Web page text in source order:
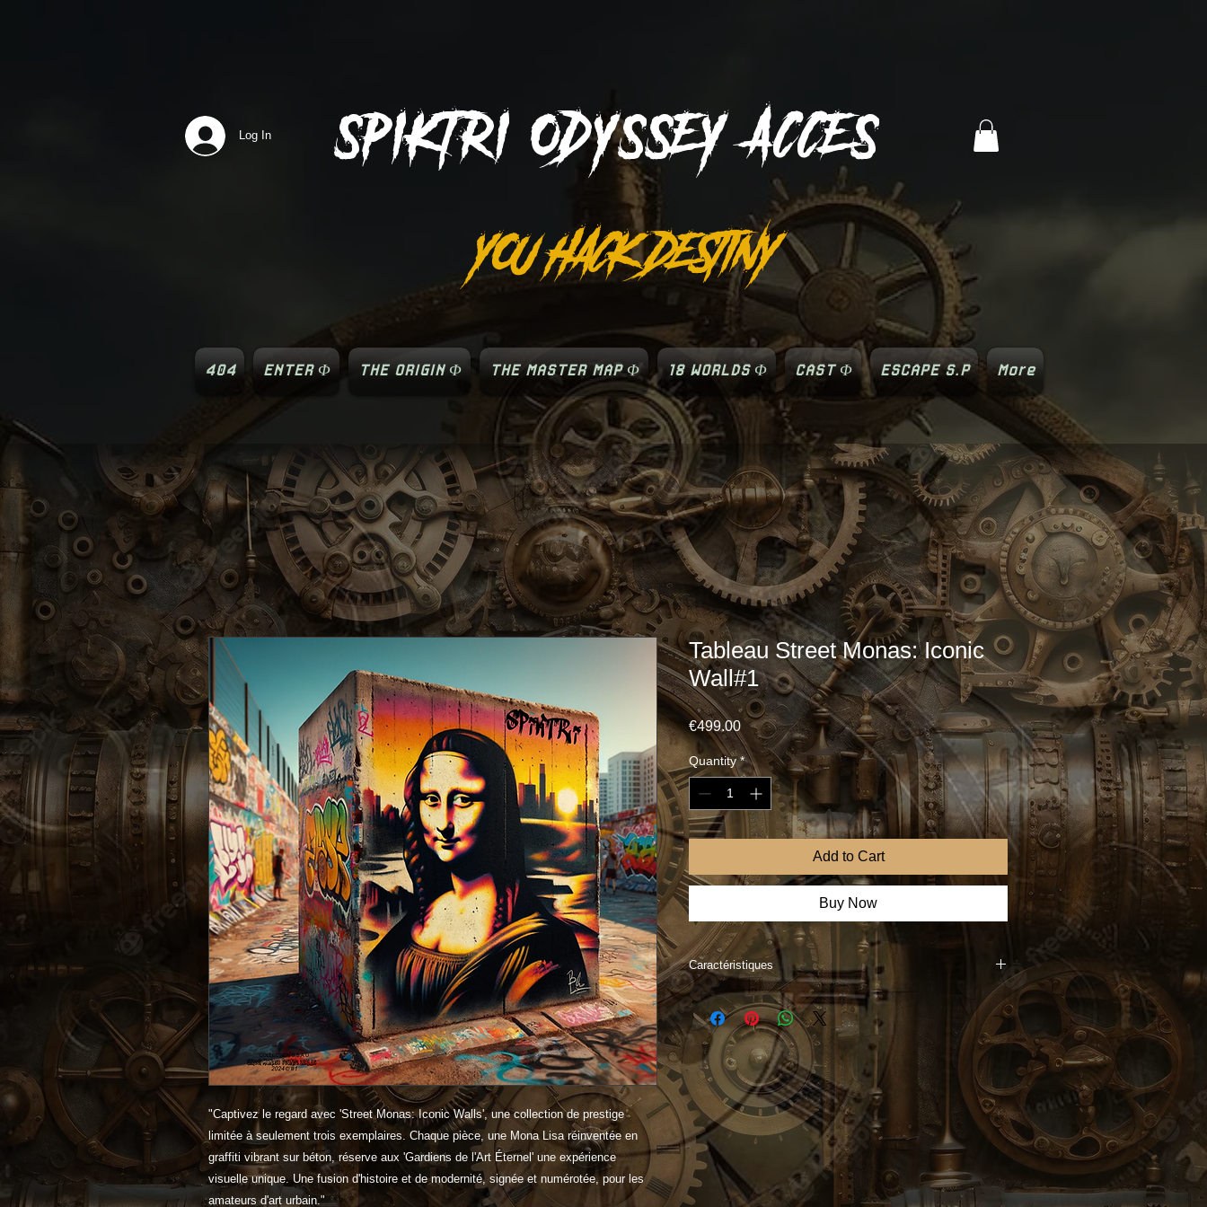
SPIKTRIODYSSEY ACCES
Log In
YOU HACK DESTINY
404 ENTER Φ THE ORIGIN Φ THE MASTER MAP Φ 18 WORLDS Φ CAST Φ ESCAPE S.P More
"Captivez le regard avec 'Street Monas: Iconic Walls', une collection de prestige
limitée à seulement trois exemplaires. Chaque pièce, une Mona Lisa réinventée en
graffiti vibrant sur béton, réserve aux 'Gardiens de l'Art Éternel' une expérience
visuelle unique. Une fusion d'histoire et de modernité, signée et numérotée, pour les
amateurs d'art urbain."
Tableau Street Monas: Iconic
Wall#1
€499.00Price
Quantity *
Add to Cart
Buy Now
Caractéristiques
"Street Monas: Iconic Walls" se distingue par ses
œuvres exclusives au format carré de 40x40 cm,
méticuleusement imprimées sur verre acrylique pour
une clarté sans précédent. Chaque tableau, signé par
l'artiste, s'accompagne d'un certificat d'authenticité,
assurant son origine et sa singularité. Cette collection
limitée, réserve aux 'Gardiens de l'Art Éternel', incarne
la rencontre du street art avec l'élégance du verre,
offrant une pièce maîtresse à tout espace de vie ou
galerie.